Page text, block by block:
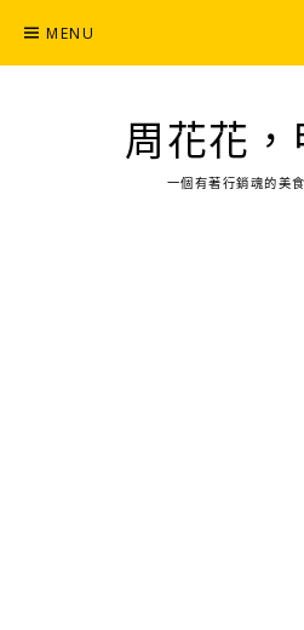
content
MENU
周花花，
一個有著行銷魂的美